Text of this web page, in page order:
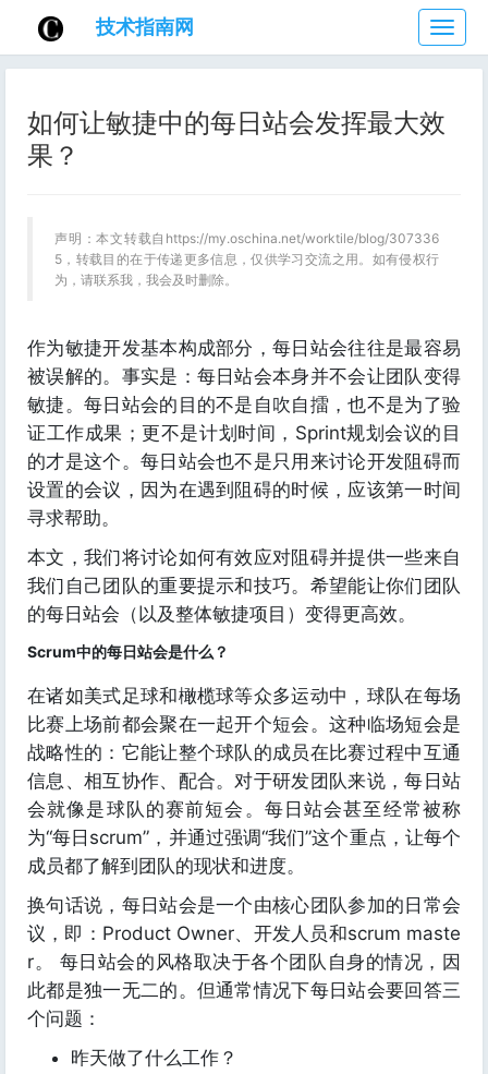
技
术
指
网
技术指南网
如何让敏捷中的每日站会发挥最大效
果？
声明：本文转载自https://my.oschina.net/worktile/blog/307336
5，转载目的在于传递更多信息，仅供学习交流之用。如有侵权行
为，请联系我，我会及时删除。
作为敏捷开发基本构成部分，每日站会往往是最容易
被误解的。事实是：每日站会本身并不会让团队变得
敏捷。每日站会的目的不是自吹自擂，也不是为了验
证工作成果；更不是计划时间，Sprint规划会议的目
的才是这个。每日站会也不是只用来讨论开发阻碍而
设置的会议，因为在遇到阻碍的时候，应该第一时间
寻求帮助。
本文，我们将讨论如何有效应对阻碍并提供一些来自
我们自己团队的重要提示和技巧。希望能让你们团队
的每日站会（以及整体敏捷项目）变得更高效。
Scrum中的每日站会是什么？
在诸如美式足球和橄榄球等众多运动中，球队在每场
比赛上场前都会聚在一起开个短会。这种临场短会是
战略性的：它能让整个球队的成员在比赛过程中互通
信息、相互协作、配合。对于研发团队来说，每日站
会就像是球队的赛前短会。每日站会甚至经常被称
为“每日scrum”，并通过强调“我们”这个重点，让每个
成员都了解到团队的现状和进度。
换句话说，每日站会是一个由核心团队参加的日常会
议，即：Product Owner、开发人员和scrum maste
r。 每日站会的风格取决于各个团队自身的情况，因
此都是独一无二的。但通常情况下每日站会要回答三
个问题：
昨天做了什么工作？